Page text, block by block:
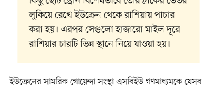
লুকিয়ে রেখে ইউক্রেন থেকে রাশিয়ায় পাচার
করা হয়। এরপর সেগুলো হাজারো মাইল দূরে
রাশিয়ার চারটি ভিন্ন স্থানে নিয়ে যাওয়া হয়।
ইউক্রেনের সামরিক গোয়েন্দা সংস্থা এসবিইউ গণমাধ্যমকে যেসব